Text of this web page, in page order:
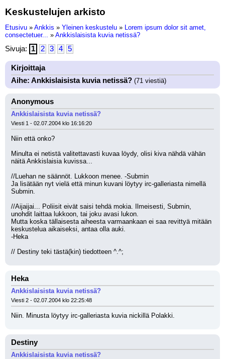
Keskustelujen arkisto
Etusivu » Ankkis » Yleinen keskustelu » Lorem ipsum dolor sit amet,
consectetuer... » Ankkislaisista kuvia netissä?
Sivuja: 1 2 3 4 5
Kirjoittaja
Aihe: Ankkislaisista kuvia netissä? (71 viestiä)
Anonymous
Ankkislaisista kuvia netissä?
Viesti 1 - 02.07.2004 klo 16:16:20
Niin että onko?
Minulta ei netistä valitettavasti kuvaa löydy, olisi kiva nähdä vähän
näitä Ankkislaisia kuvissa...
//Luehan ne säännöt. Lukkoon menee. -Submin
Ja lisätään nyt vielä että minun kuvani löytyy irc-galleriasta nimellä
Submin.
//Aijaijai... Poliisit eivät saisi tehdä mokia. Ilmeisesti, Submin,
unohdit laittaa lukkoon, tai joku avasi lukon.
Mutta koska tällaisesta aiheesta varmaankaan ei saa revittyä mitään
keskustelua aikaiseksi, antaa olla auki.
-Heka
// Destiny teki tästä(kin) tiedotteen ^.^;
Heka
Ankkislaisista kuvia netissä?
Viesti 2 - 02.07.2004 klo 22:25:48
Niin. Minusta löytyy irc-galleriasta kuvia nickillä Polakki.
Destiny
Ankkislaisista kuvia netissä?